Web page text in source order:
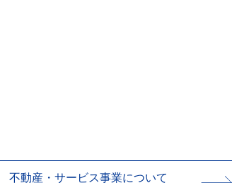
不動産・サービス事業について